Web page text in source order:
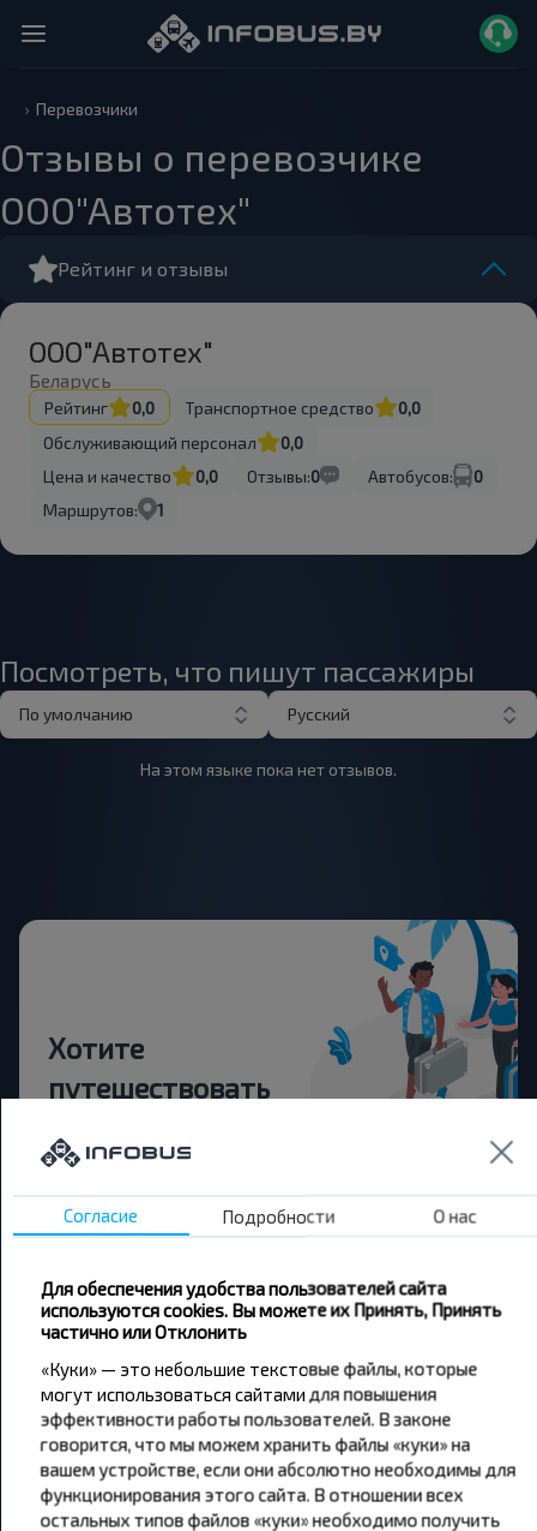
Перевозчики
Отзывы о перевозчике
ООО"Автотех"
Рейтинг и отзывы
ООО"Автотех"
Беларусь
Рейтинг 0,0 Транспортное средство
0,0
Обслуживающий персонал
0,0
Цена и качество
0,0 Отзывы:0 Автобусов:
0
Маршрутов:
1
Посмотреть, что пишут пассажиры
По умолчанию Русский
На этом языке пока нет отзывов.
Хотите
путешествовать
другие интересные предложения INFOBUS.
Подпишись на получение новостей и
Подписаться
Согласие Подробности О нас
Для обеспечения удобства пользователей сайта
используются cookies. Вы можете их Принять, Принять
частично или Отклонить
«Куки» — это небольшие текстовые файлы, которые
могут использоваться сайтами для повышения
эффективности работы пользователей. В законе
говорится, что мы можем хранить файлы «куки» на
вашем устройстве, если они абсолютно необходимы для
функционирования этого сайта. В отношении всех
остальных типов файлов «куки» необходимо получить